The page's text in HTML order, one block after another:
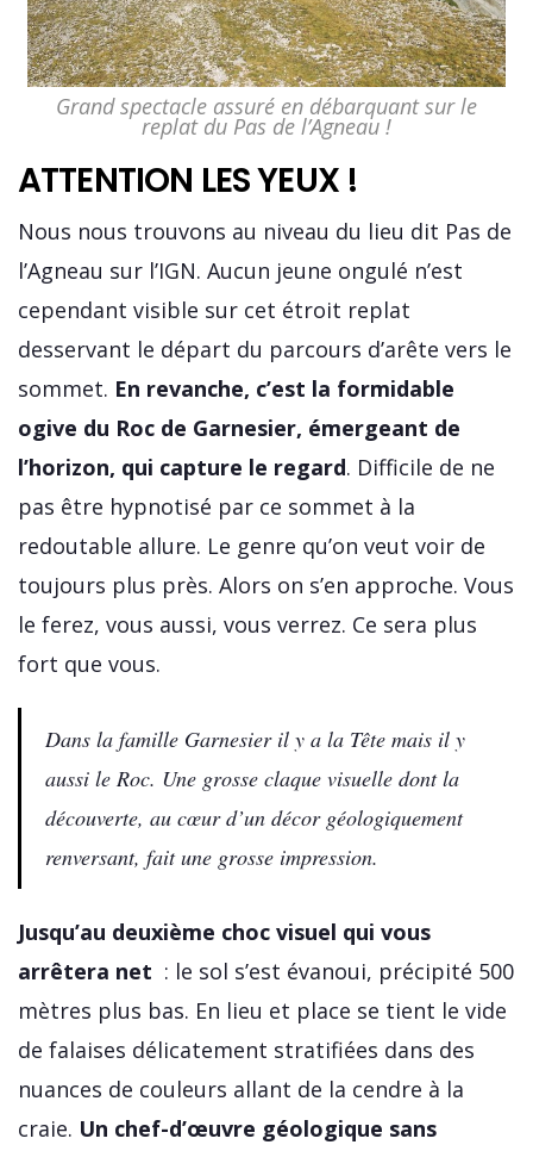
Grand spectacle assuré en débarquant sur le
replat du Pas de l’Agneau !
ATTENTION LES YEUX !
Nous nous trouvons au niveau du lieu dit Pas de
l’Agneau sur l’IGN. Aucun jeune ongulé n’est
cependant visible sur cet étroit replat
desservant le départ du parcours d’arête vers le
sommet. En revanche, c’est la formidable
ogive du Roc de Garnesier, émergeant de
l’horizon, qui capture le regard. Difficile de ne
pas être hypnotisé par ce sommet à la
redoutable allure. Le genre qu’on veut voir de
toujours plus près. Alors on s’en approche. Vous
le ferez, vous aussi, vous verrez. Ce sera plus
fort que vous.
Dans la famille Garnesier il y a la Tête mais il y
aussi le Roc. Une grosse claque visuelle dont la
découverte, au cœur d’un décor géologiquement
renversant, fait une grosse impression.
Jusqu’au deuxième choc visuel qui vous
arrêtera net : le sol s’est évanoui, précipité 500
mètres plus bas. En lieu et place se tient le vide
de falaises délicatement stratifiées dans des
nuances de couleurs allant de la cendre à la
craie. Un chef-d’œuvre géologique sans